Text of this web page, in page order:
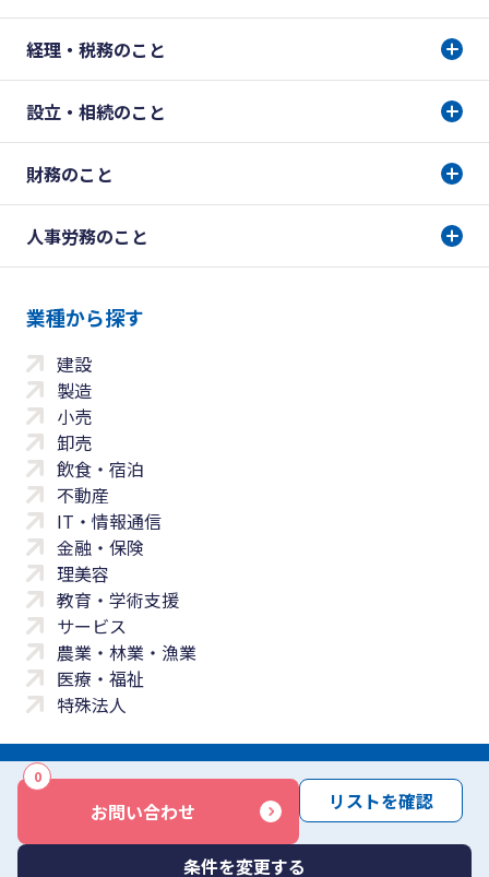
お問い合わせ
0
リストを確認
条件を変更する
経理・税務のこと
設立・相続のこと
財務のこと
人事労務のこと
業種から探す
建設
製造
小売
卸売
飲食・宿泊
不動産
IT・情報通信
金融・保険
理美容
教育・学術支援
サービス
農業・林業・漁業
医療・福祉
特殊法人
サイトマップ 免責事項 サービス利用規約
商標について反社会勢力に対する基本方針 お問い合わせ
Copyright © Yayoi Co., Ltd. All rights reserved.